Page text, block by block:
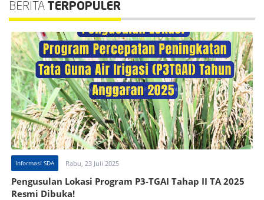
BERITA TERPOPULER
Informasi SDA Rabu, 23 Juli 2025
Pengusulan Lokasi Program P3-TGAI Tahap II TA 2025
Resmi Dibuka!